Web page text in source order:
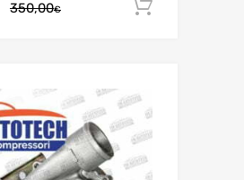
350,00€Il
350,00€.
Il
300,00€.